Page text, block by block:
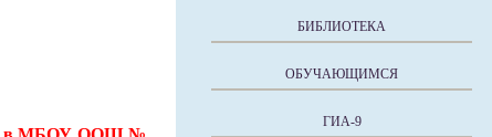
БИБЛИОТЕКА
ОБУЧАЮЩИМСЯ
ГИА-9